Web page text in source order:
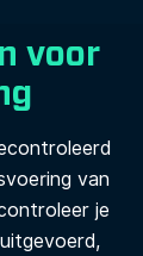
voor
van
je